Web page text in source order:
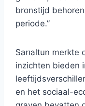
bronstijd
periode.”
Sarıaltun merkte
inzichten bieden
en het sociaal-